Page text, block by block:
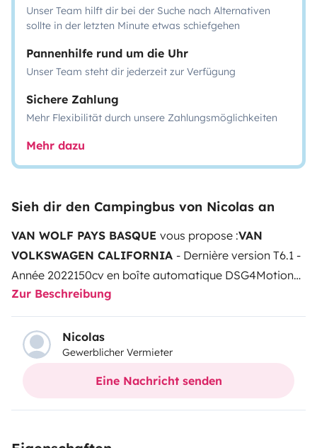
Unser Team hilft dir bei der Suche nach Alternativen
sollte in der letzten Minute etwas schiefgehen
Pannenhilfe rund um die Uhr
Unser Team steht dir jederzeit zur Verfügung
Sichere Zahlung
Mehr Flexibilität durch unsere Zahlungsmöglichkeiten
Mehr dazu
Sieh dir den Campingbus von Nicolas an
VAN WOLF PAYS BASQUE vous propose :VAN
VOLKSWAGEN CALIFORNIA - Dernière version T6.1 -
Année 2022150cv en boîte automatique DSG4Motion
(4 roues motricesLE PLUS : Une totale autonomie
avec l’option offerte ’80 litres d’eau potable
embarqués + Panneaux solaires 100 à 200w’
/ 4 couchages équipés de draps housse
Chauffage stationnaire
gazRéfrigérateurVaisselle à votre dispositionCafetière
Zur Beschreibung
Nicolas
Gewerblicher Vermieter
Eine Nachricht senden